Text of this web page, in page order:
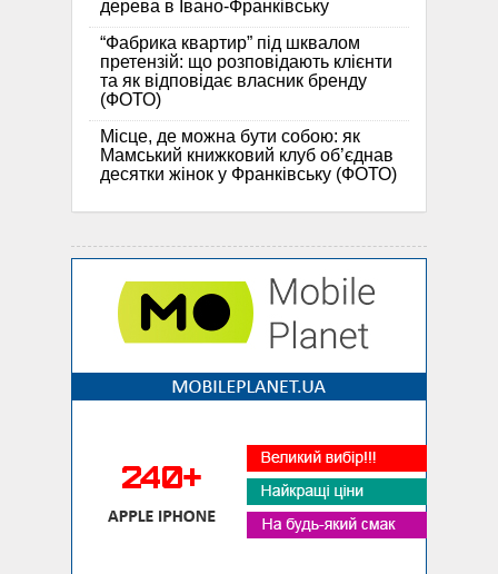
дерева в Івано-Франківську
“Фабрика квартир” під шквалом
претензій: що розповідають клієнти
та як відповідає власник бренду
(ФОТО)
Місце, де можна бути собою: як
Мамський книжковий клуб об’єднав
десятки жінок у Франківську (ФОТО)